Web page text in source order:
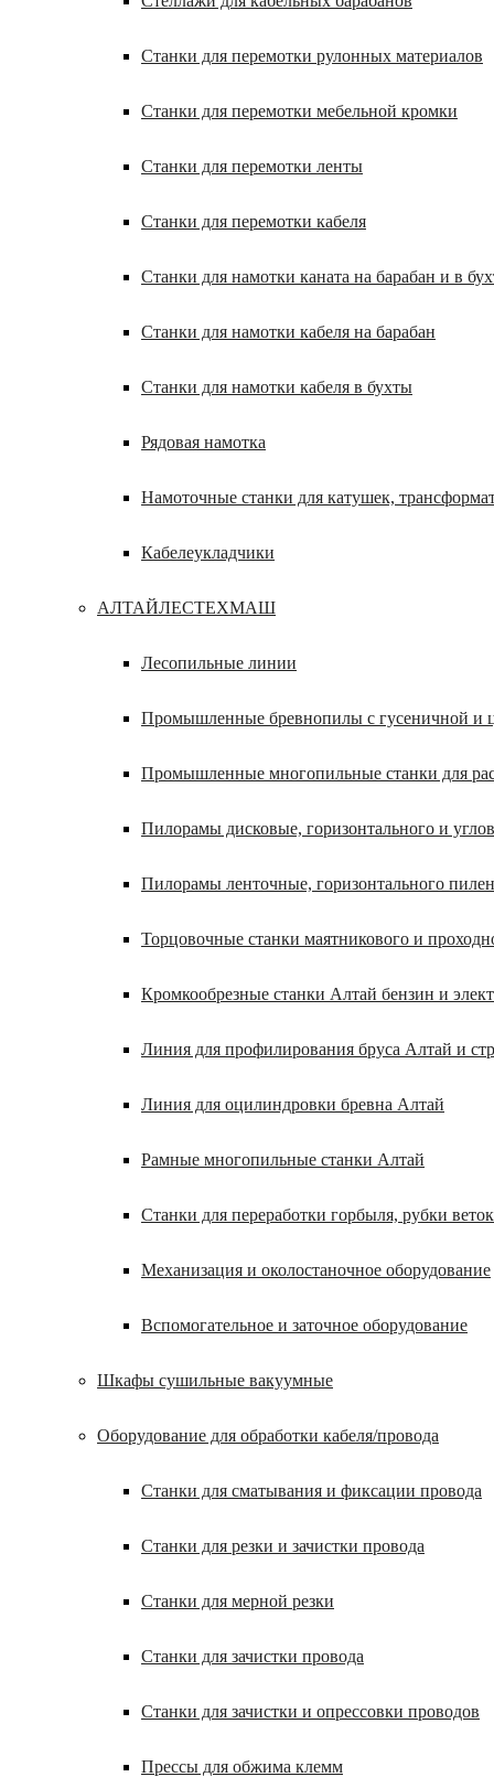
Станки для перемотки рулонных материалов
Станки для перемотки мебельной кромки
Станки для перемотки ленты
Станки для перемотки кабеля
Станки для намотки каната на барабан и в
Станки для намотки кабеля на барабан
Станки для намотки кабеля в бухты
Рядовая намотка
Намоточные станки для катушек,
Кабелеукладчики
АЛТАЙЛЕСТЕХМАШ
Лесопильные линии
Промышленные бревнопилы с гусеничной и
Промышленные многопильные станки для
Пилорамы дисковые, горизонтального и
Пилорамы ленточные, горизонтального
Торцовочные станки маятникового и
Кромкообрезные станки Алтай бензин и
Линия для профилирования бруса Алтай и
Линия для оцилиндровки бревна Алтай
Рамные многопильные станки Алтай
Станки для переработки горбыля, рубки
Механизация и околостаночное оборудование
Вспомогательное и заточное оборудование
Шкафы сушильные вакуумные
Оборудование для обработки кабеля/провода
Станки для сматывания и фиксации провода
Станки для резки и зачистки провода
Станки для мерной резки
Станки для зачистки провода
Станки для зачистки и опрессовки проводов
Прессы для обжима клемм